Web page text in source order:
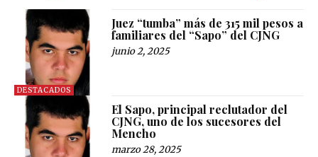
DESTACADOS
Juez “tumba” más de 315 mil pesos a
familiares del “Sapo” del CJNG
junio 2, 2025
El Sapo, principal reclutador del
CJNG, uno de los sucesores del
Mencho
marzo 28, 2025